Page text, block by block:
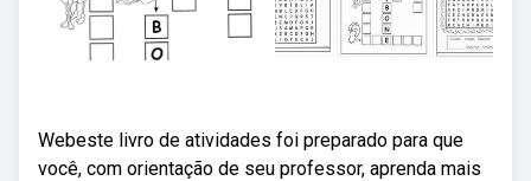
Webeste livro de atividades foi preparado para que
você, com orientação de seu professor, aprenda mais